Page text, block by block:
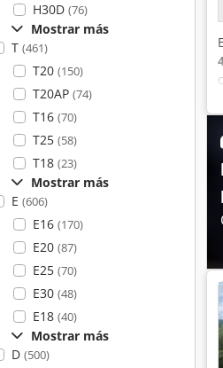
H30D (76)
Mostrar más
T (461)
T20 (150)
T20AP (74)
T16 (70)
T25 (58)
T18 (23)
Mostrar más
E (606)
E16 (170)
E20 (87)
E25 (70)
E30 (48)
E18 (40)
Mostrar más
D (500)